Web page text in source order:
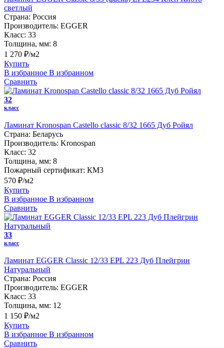
светлый
Страна: Россия
Производитель: EGGER
Класс: 33
Толщина, мм: 8
1 270 ₽/м2
Купить
В избранное В избранном
Сравнить
32
класс
Ламинат Kronospan Castello classic 8/32 1665 Дуб Ройял
Страна: Беларусь
Производитель: Kronospan
Класс: 32
Толщина, мм: 8
Пожарный сертификат: КМ3
570 ₽/м2
Купить
В избранное В избранном
Сравнить
33
класс
Ламинат EGGER Classic 12/33 EPL 223 Дуб Плейгрин
Натуральный
Страна: Россия
Производитель: EGGER
Класс: 33
Толщина, мм: 12
1 150 ₽/м2
Купить
В избранное В избранном
Сравнить